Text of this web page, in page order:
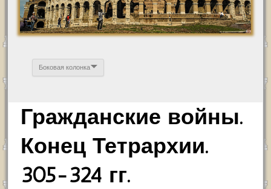
Боковая колонка
Гражданские войны.
Конец Тетрархии.
305-324 гг.